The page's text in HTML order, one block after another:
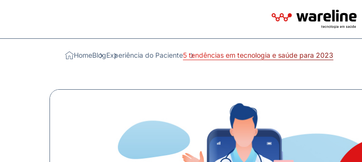
HomeBlogExperiência do Paciente5 tendências em tecnologia e saúde para 2023